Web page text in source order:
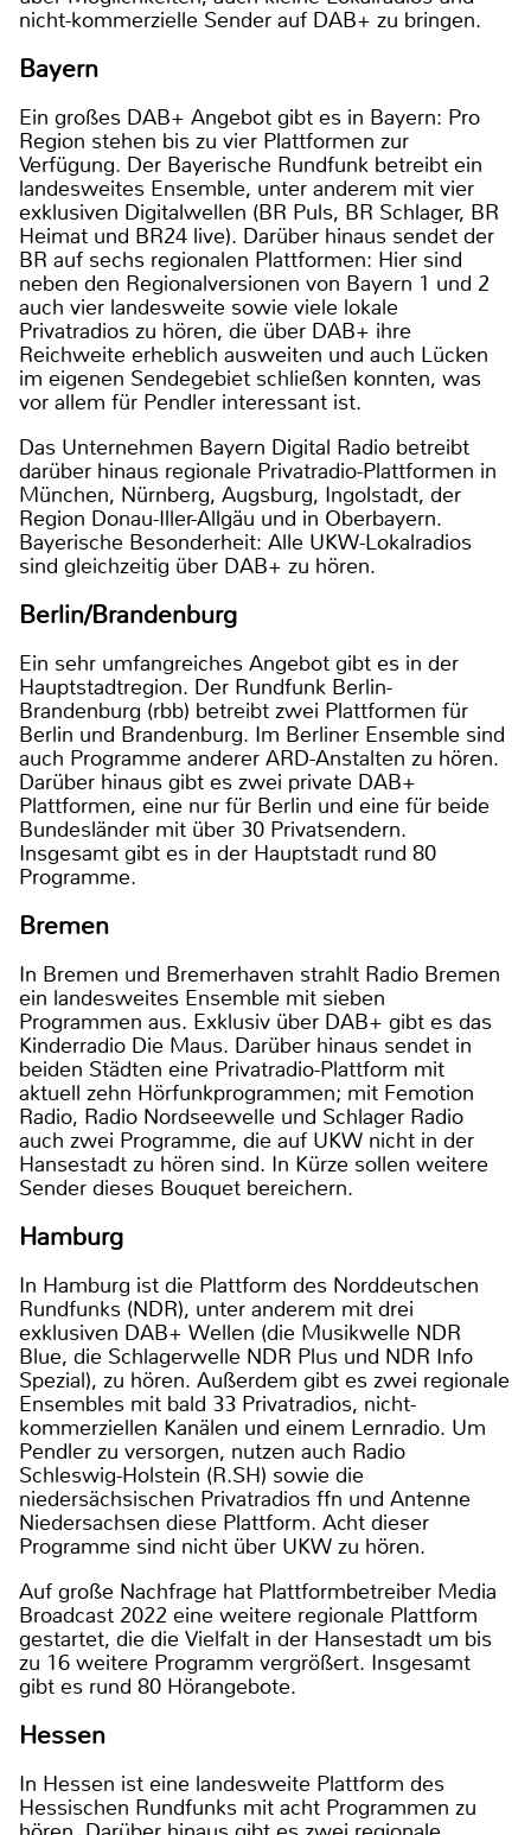
nicht-kommerzielle Sender auf DAB+ zu bringen.
Bayern
Ein großes DAB+ Angebot gibt es in Bayern: Pro
Region stehen bis zu vier Plattformen zur
Verfügung. Der Bayerische Rundfunk betreibt ein
landesweites Ensemble, unter anderem mit vier
exklusiven Digitalwellen (BR Puls, BR Schlager, BR
Heimat und BR24 live). Darüber hinaus sendet der
BR auf sechs regionalen Plattformen: Hier sind
neben den Regionalversionen von Bayern 1 und 2
auch vier landesweite sowie viele lokale
Privatradios zu hören, die über DAB+ ihre
Reichweite erheblich ausweiten und auch Lücken
im eigenen Sendegebiet schließen konnten, was
vor allem für Pendler interessant ist.
Das Unternehmen Bayern Digital Radio betreibt
darüber hinaus regionale Privatradio-Plattformen in
München, Nürnberg, Augsburg, Ingolstadt, der
Region Donau-Iller-Allgäu und in Oberbayern.
Bayerische Besonderheit: Alle UKW-Lokalradios
sind gleichzeitig über DAB+ zu hören.
Berlin/Brandenburg
Ein sehr umfangreiches Angebot gibt es in der
Hauptstadtregion. Der Rundfunk Berlin-
Brandenburg (rbb) betreibt zwei Plattformen für
Berlin und Brandenburg. Im Berliner Ensemble sind
auch Programme anderer ARD-Anstalten zu hören.
Darüber hinaus gibt es zwei private DAB+
Plattformen, eine nur für Berlin und eine für beide
Bundesländer mit über 30 Privatsendern.
Insgesamt gibt es in der Hauptstadt rund 80
Programme.
Bremen
In Bremen und Bremerhaven strahlt Radio Bremen
ein landesweites Ensemble mit sieben
Programmen aus. Exklusiv über DAB+ gibt es das
Kinderradio Die Maus. Darüber hinaus sendet in
beiden Städten eine Privatradio-Plattform mit
aktuell zehn Hörfunkprogrammen; mit Femotion
Radio, Radio Nordseewelle und Schlager Radio
auch zwei Programme, die auf UKW nicht in der
Hansestadt zu hören sind. In Kürze sollen weitere
Sender dieses Bouquet bereichern.
Hamburg
In Hamburg ist die Plattform des Norddeutschen
Rundfunks (NDR), unter anderem mit drei
exklusiven DAB+ Wellen (die Musikwelle NDR
Blue, die Schlagerwelle NDR Plus und NDR Info
Spezial), zu hören. Außerdem gibt es zwei regionale
Ensembles mit bald 33 Privatradios, nicht-
kommerziellen Kanälen und einem Lernradio. Um
Pendler zu versorgen, nutzen auch Radio
Schleswig-Holstein (R.SH) sowie die
niedersächsischen Privatradios ffn und Antenne
Niedersachsen diese Plattform. Acht dieser
Programme sind nicht über UKW zu hören.
Auf große Nachfrage hat Plattformbetreiber Media
Broadcast 2022 eine weitere regionale Plattform
gestartet, die die Vielfalt in der Hansestadt um bis
zu 16 weitere Programm vergrößert. Insgesamt
gibt es rund 80 Hörangebote.
Hessen
In Hessen ist eine landesweite Plattform des
Hessischen Rundfunks mit acht Programmen zu